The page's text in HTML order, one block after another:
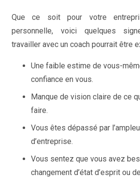
Que ce soit pour votre
personnelle, voici quelques
travailler avec un coach pourrait être
Une faible estime de vous-
confiance en vous.
Manque de vision claire de ce
faire.
Vous êtes dépassé par
d’entreprise.
Vous sentez que vous avez
changement d’état d’esprit ou